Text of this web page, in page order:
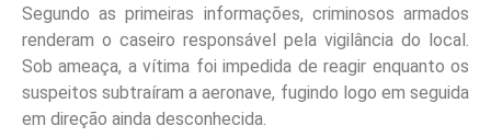
Segundo as primeiras informações, criminosos armados
renderam o caseiro responsável pela vigilância do local.
Sob ameaça, a vítima foi impedida de reagir enquanto os
suspeitos subtraíram a aeronave, fugindo logo em seguida
em direção ainda desconhecida.